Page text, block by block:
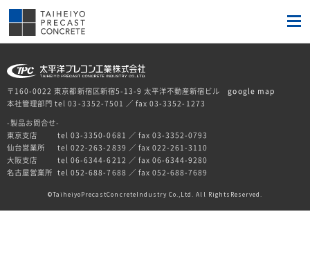
〒160-0022 東京都新宿区新宿5-13-9 太平洋不動産新宿ビルgoogle map
本社管理部門 tel 03-3352-7501 ／ fax 03-3352-1273
-製品お問合せ-
東京支店
tel 03-3350-0681 ／ fax 03-3352-0793
仙台営業所
tel 022-263-2839 ／ fax 022-261-3110
大阪支店
tel 06-6344-6212 ／ fax 06-6344-9280
名古屋営業所
tel 052-688-7688 ／ fax 052-688-7689
TaiheiyoPrecastConcreteIndustry Co.,Ltd. All RightsReserved.